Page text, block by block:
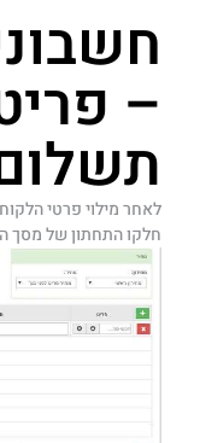
–
לאחר מילוי פרטי
חלקו התחתון של מסך